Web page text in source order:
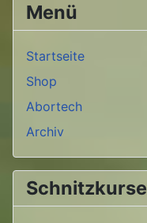
Menü
Startseite
Shop
Abortech
Archiv
Schnitzkurse